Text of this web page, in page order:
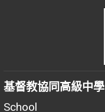
基督教協同高級中學
School